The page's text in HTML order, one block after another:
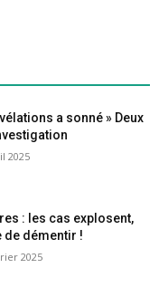
a sonné » Deux
2025
: les cas explosent,
de démentir !
2025